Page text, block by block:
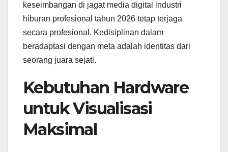
keseimbangan di jagat media digital industri
hiburan profesional tahun 2026 tetap terjaga
secara profesional. Kedisiplinan dalam
beradaptasi dengan meta adalah identitas dari
seorang juara sejati.
Kebutuhan Hardware
untuk Visualisasi
Maksimal